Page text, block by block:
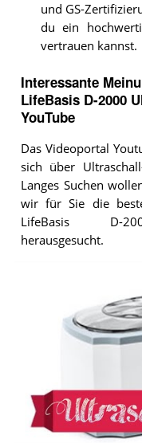
und GS-
du ein
vertrauen kannst.
Interessante
LifeBasis D-2000
YouTube
Das Videoportal
sich über
Langes Suchen
wir für Sie die
LifeBasis D-
herausgesucht.
Zahnersatz
Test
Review